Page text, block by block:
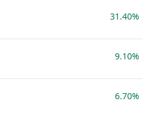
31.40%
9.10%
6.70%